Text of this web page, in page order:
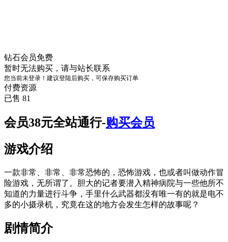
钻石会员免费
暂时无法购买，请与站长联系
您当前未登录！建议登陆后购买，可保存购买订单
付费资源
已售 81
会员38元全站通行-购买会员
游戏介绍
一款非常、非常、非常恐怖的，恐怖游戏，也或者叫做动作冒
险游戏，无所谓了。胆大的记者要潜入精神病院与一些他所不
知道的力量进行斗争，手里什么武器都没有唯一有的就是电不
多的小摄录机，究竟在这的地方会发生怎样的故事呢？
剧情简介